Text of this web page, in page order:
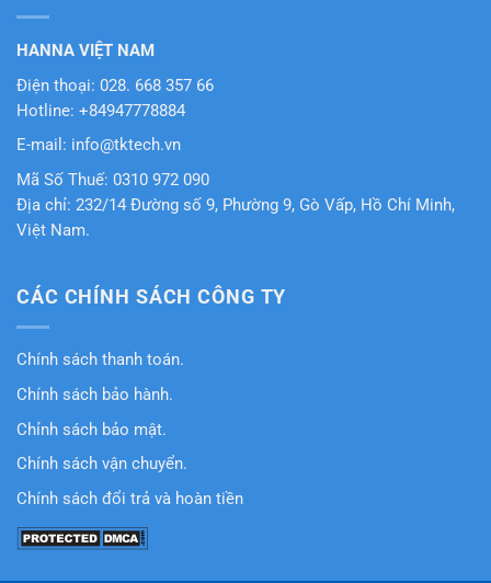
HANNA VIỆT NAM
Điện thoại: 028. 668 357 66
Hotline: +84947778884
E-mail: info@tktech.vn
Mã Số Thuế: 0310 972 090
Địa chỉ: 232/14 Đường số 9, Phường 9, Gò Vấp, Hồ Chí Minh,
Việt Nam.
CÁC CHÍNH SÁCH CÔNG TY
Chính sách thanh toán.
Chính sách bảo hành.
Chỉnh sách bảo mật.
Chính sách vận chuyển.
Chính sách đổi trả và hoàn tiền